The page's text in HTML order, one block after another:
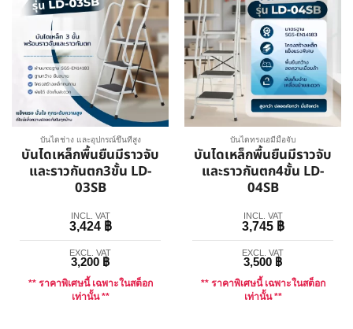
บันไดช่าง และอุปกรณ์ขึ้นที่สูง
บันไดเหล็กพื้นยืนมีราวจับ
และราวกันตก3ขั้น LD-
03SB
INCL. VAT
3,424 ฿
EXCL. VAT
3,200 ฿
** ราคาพิเศษนี้ เฉพาะในสต็อก
เท่านั้น **
บันไดทรงเอมีมือจับ
บันไดเหล็กพื้นยืนมีราวจับ
และราวกันตก4ขั้น LD-
04SB
INCL. VAT
3,745 ฿
EXCL. VAT
3,500 ฿
** ราคาพิเศษนี้ เฉพาะในสต็อก
เท่านั้น **